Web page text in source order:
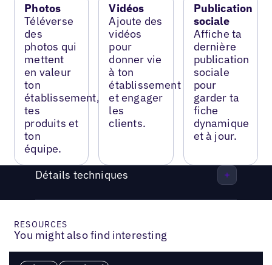
Photos
Téléverse
des
photos qui
mettent
en valeur
ton
établissement,
tes
produits et
ton
équipe.
Vidéos
Ajoute des
vidéos
pour
donner vie
à ton
établissement
et engager
les
clients.
Publication
sociale
Affiche ta
dernière
publication
sociale
pour
garder ta
fiche
dynamique
et à jour.
Détails techniques
RESOURCES
You might also find interesting